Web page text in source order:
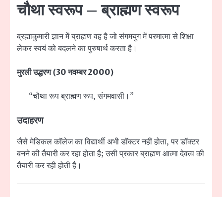
चौथा स्वरूप – ब्राह्मण स्वरूप
ब्रह्माकुमारी ज्ञान में ब्राह्मण वह है जो संगमयुग में परमात्मा से शिक्षा
लेकर स्वयं को बदलने का पुरुषार्थ करता है।
मुरली उद्धरण (30 नवम्बर 2000)
“चौथा रूप ब्राह्मण रूप, संगमवासी।”
उदाहरण
जैसे मेडिकल कॉलेज का विद्यार्थी अभी डॉक्टर नहीं होता, पर डॉक्टर
बनने की तैयारी कर रहा होता है; उसी प्रकार ब्राह्मण आत्मा देवत्व की
तैयारी कर रही होती है।